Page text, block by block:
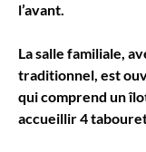
l’avant.
La salle familiale,
traditionnel, est
qui comprend un
accueillir 4